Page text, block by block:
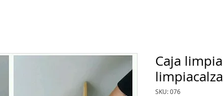
Caja
SKU: 076